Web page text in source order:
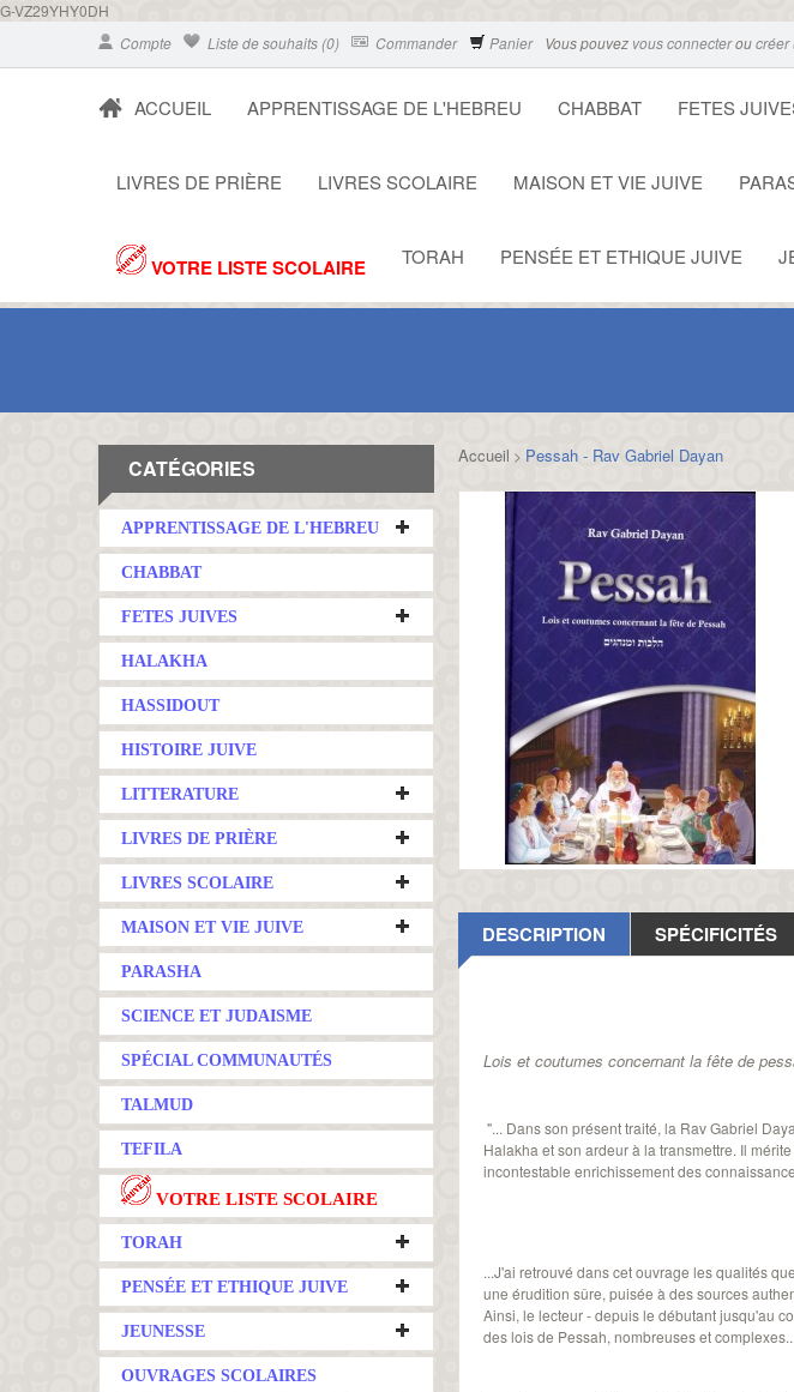
G-VZ29YHY0DH
Compte
Liste de souhaits (0) Commander Panier Vous pouvez vous connecteroucréer
ACCUEIL APPRENTISSAGE DE L'HEBREU CHABBAT FETES
LIVRES DE PRIÈRE LIVRES SCOLAIRE MAISON ET VIE JUIVE
VOTRE LISTE SCOLAIRE TORAH PENSÉE ET ETHIQUE JUIVE
CATÉGORIES
APPRENTISSAGE DE L'HEBREU
CHABBAT
FETES JUIVES
HALAKHA
HASSIDOUT
HISTOIRE JUIVE
LITTERATURE
LIVRES DE PRIÈRE
LIVRES SCOLAIRE
MAISON ET VIE JUIVE
PARASHA
SCIENCE ET JUDAISME
SPÉCIAL COMMUNAUTÉS
TALMUD
TEFILA
VOTRE LISTE SCOLAIRE
TORAH
PENSÉE ET ETHIQUE JUIVE
JEUNESSE
OUVRAGES SCOLAIRES
Accueil > Pessah - Rav Gabriel Dayan
DESCRIPTION SPÉCIFICITÉS
Lois et coutumes concernant la fête de
"... Dans son présent traité, la Rav Gabriel
Halakha et son ardeur à la transmettre. Il
incontestable enrichissement des
...J'ai retrouvé dans cet ouvrage les qualités
une érudition sûre, puisée à des sources
Ainsi, le lecteur - depuis le débutant jusqu'au
des lois de Pessah, nombreuses et